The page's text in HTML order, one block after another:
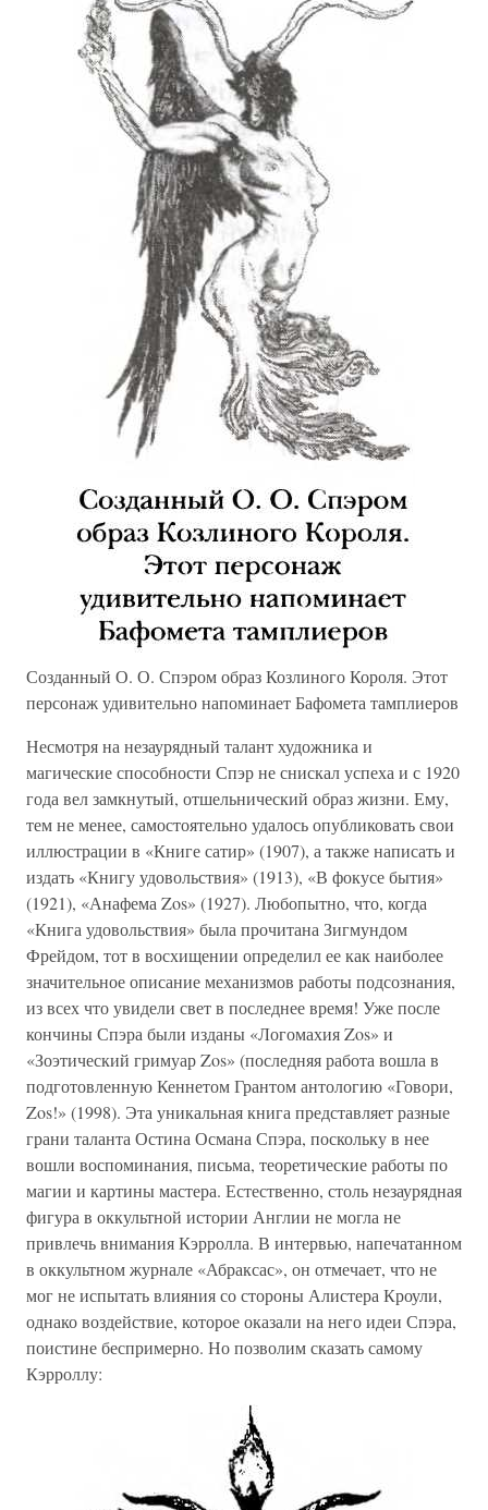
Созданный О. О. Спэром образ Козлиного Короля. Этот
персонаж удивительно напоминает Бафомета тамплиеров
Несмотря на незаурядный талант художника и
магические способности Спэр не снискал успеха и с 1920
года вел замкнутый, отшельнический образ жизни. Ему,
тем не менее, самостоятельно удалось опубликовать свои
иллюстрации в «Книге сатир» (1907), а также написать и
издать «Книгу удовольствия» (1913), «В фокусе бытия»
(1921), «Анафема Zos» (1927). Любопытно, что, когда
«Книга удовольствия» была прочитана Зигмундом
Фрейдом, тот в восхищении определил ее как наиболее
значительное описание механизмов работы подсознания,
из всех что увидели свет в последнее время! Уже после
кончины Спэра были изданы «Логомахия Zos» и
«Зоэтический гримуар Zos» (последняя работа вошла в
подготовленную Кеннетом Грантом антологию «Говори,
Zos!» (1998). Эта уникальная книга представляет разные
грани таланта Остина Османа Спэра, поскольку в нее
вошли воспоминания, письма, теоретические работы по
магии и картины мастера. Естественно, столь незаурядная
фигура в оккультной истории Англии не могла не
привлечь внимания Кэрролла. В интервью, напечатанном
в оккультном журнале «Абраксас», он отмечает, что не
мог не испытать влияния со стороны Алистера Кроули,
однако воздействие, которое оказали на него идеи Спэра,
поистине беспримерно. Но позволим сказать самому
Кэрроллу: